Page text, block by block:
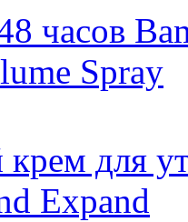
часов
Spray
для
Expand